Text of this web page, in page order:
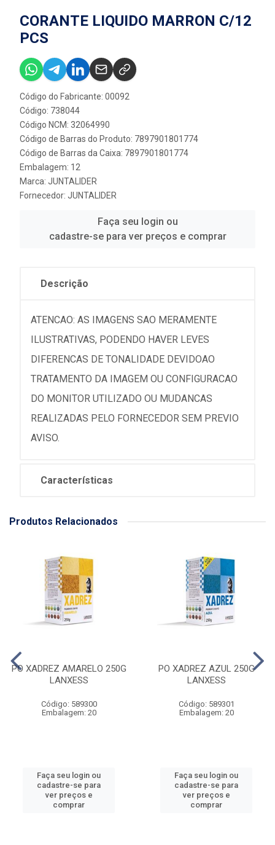
CORANTE LIQUIDO MARRON C/12
PCS
Código do Fabricante: 00092
Código: 738044
Código NCM: 32064990
Código de Barras do Produto: 7897901801774
Código de Barras da Caixa: 7897901801774
Embalagem: 12
Marca: JUNTALIDER
Fornecedor: JUNTALIDER
Faça seu login ou
cadastre-se para ver preços e comprar
Descrição
ATENCAO: AS IMAGENS SAO MERAMENTE
ILUSTRATIVAS, PODENDO HAVER LEVES
DIFERENCAS DE TONALIDADE DEVIDOAO
TRATAMENTO DA IMAGEM OU CONFIGURACAO
DO MONITOR UTILIZADO OU MUDANCAS
REALIZADAS PELO FORNECEDOR SEM PREVIO
AVISO.
Características
Produtos Relacionados
PO XADREZ AMARELO 250G
LANXESS
Código: 589300
Embalagem: 20
Faça seu login ou
cadastre-se para
ver preços e
comprar
PO XADREZ AZUL 250G
LANXESS
Código: 589301
Embalagem: 20
Faça seu login ou
cadastre-se para
ver preços e
comprar